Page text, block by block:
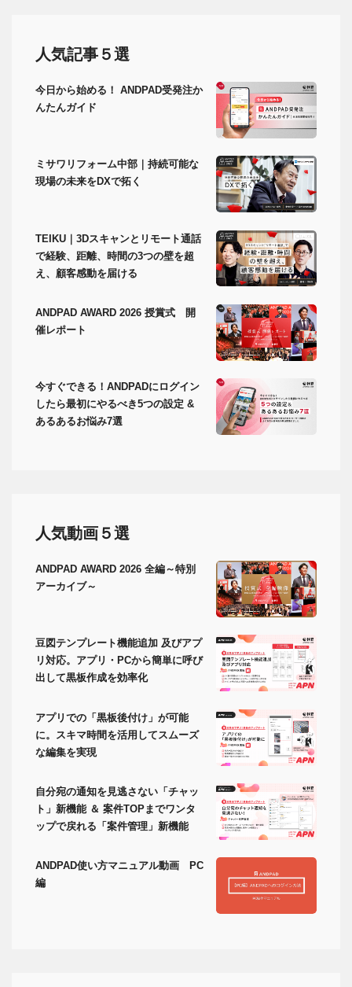
人気記事５選
今日から始める！ ANDPAD受発注か
んたんガイド
ミサワリフォーム中部｜持続可能な
現場の未来をDXで拓く
TEIKU｜3Dスキャンとリモート通話
で経験、距離、時間の3つの壁を超
え、顧客感動を届ける
ANDPAD AWARD 2026 授賞式 開
催レポート
今すぐできる！ANDPADにログイン
したら最初にやるべき5つの設定 &
あるあるお悩み7選
人気動画５選
ANDPAD AWARD 2026 全編～特別
アーカイブ～
豆図テンプレート機能追加 及びアプ
リ対応。アプリ・PCから簡単に呼び
出して黒板作成を効率化
アプリでの「黒板後付け」が可能
に。スキマ時間を活用してスムーズ
な編集を実現
自分宛の通知を見逃さない「チャッ
ト」新機能 ＆ 案件TOPまでワンタ
ップで戻れる「案件管理」新機能
ANDPAD使い方マニュアル動画 PC
編